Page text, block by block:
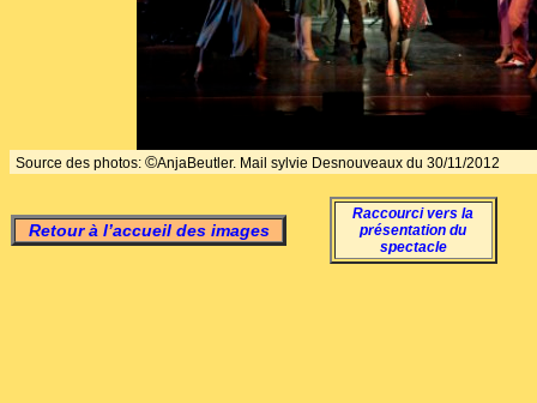
Source des photos: ©AnjaBeutler. Mail sylvie Desnouveaux du 30/11/2012
Retour à l’accueil des images
Raccourci vers la
présentation du
spectacle